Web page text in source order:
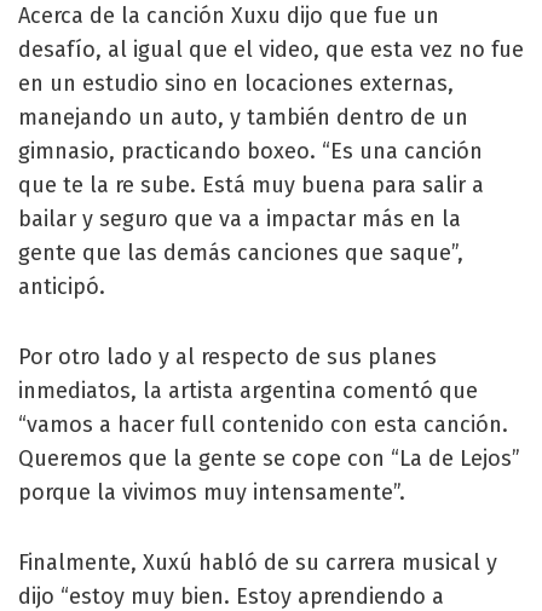
Acerca de la canción Xuxu dijo que fue un
desafío, al igual que el video, que esta vez no fue
en un estudio sino en locaciones externas,
manejando un auto, y también dentro de un
gimnasio, practicando boxeo. “Es una canción
que te la re sube. Está muy buena para salir a
bailar y seguro que va a impactar más en la
gente que las demás canciones que saque”,
anticipó.
Por otro lado y al respecto de sus planes
inmediatos, la artista argentina comentó que
“vamos a hacer full contenido con esta canción.
Queremos que la gente se cope con “La de Lejos”
porque la vivimos muy intensamente”.
Finalmente, Xuxú habló de su carrera musical y
dijo “estoy muy bien. Estoy aprendiendo a